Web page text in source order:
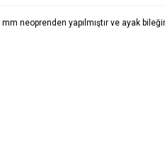
neoprenden yapılmıştır ve ayak